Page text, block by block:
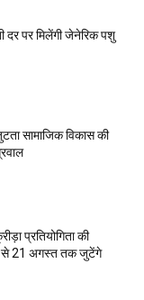
दर पर मिलेंगी जेनेरिक पशु
सामाजिक विकास की
प्रतियोगिता की
से 21 अगस्त तक जुटेंगे